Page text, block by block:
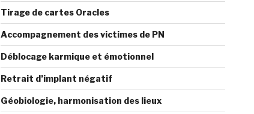
Tirage de cartes Oracles
Accompagnement des victimes de PN
Déblocage karmique et émotionnel
Retrait d’implant négatif
Géobiologie, harmonisation des lieux